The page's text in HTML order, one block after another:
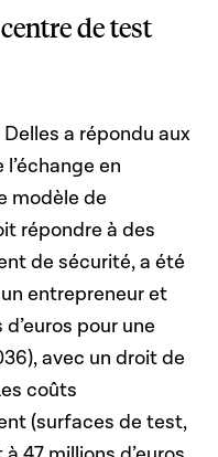
de test
a répondu aux
en
modèle de
répondre à des
de sécurité, a été
entrepreneur et
pour une
avec un droit de
coûts
(surfaces de test,